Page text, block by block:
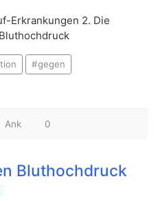
Erkrankungen 2. Die
gegen
Ank 0
Bluthochdruck